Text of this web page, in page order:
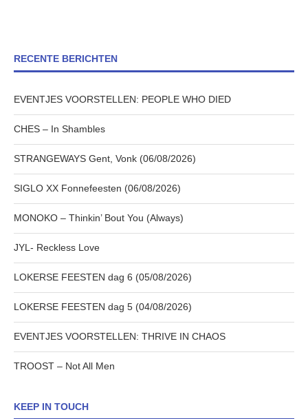
RECENTE BERICHTEN
EVENTJES VOORSTELLEN: PEOPLE WHO DIED
CHES – In Shambles
STRANGEWAYS Gent, Vonk (06/08/2026)
SIGLO XX Fonnefeesten (06/08/2026)
MONOKO – Thinkin’ Bout You (Always)
JYL- Reckless Love
LOKERSE FEESTEN dag 6 (05/08/2026)
LOKERSE FEESTEN dag 5 (04/08/2026)
EVENTJES VOORSTELLEN: THRIVE IN CHAOS
TROOST – Not All Men
KEEP IN TOUCH